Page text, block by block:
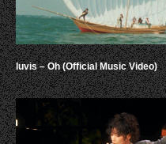
luvis – Oh (Official Music Video)